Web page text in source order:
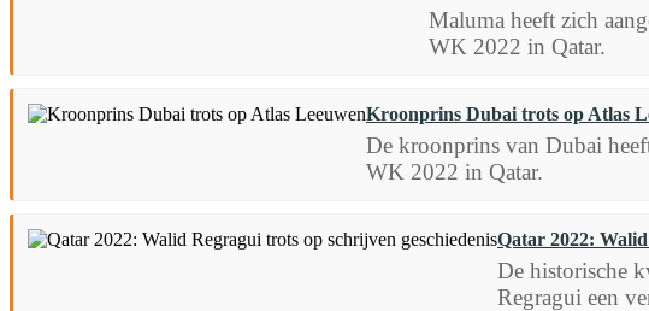
Maluma heeft zich
WK 2022 in Qatar.
Kroonprins Dubai trots op Atlas
De kroonprins van Dubai
WK 2022 in Qatar.
Qatar 2022:
De historische
Regragui een